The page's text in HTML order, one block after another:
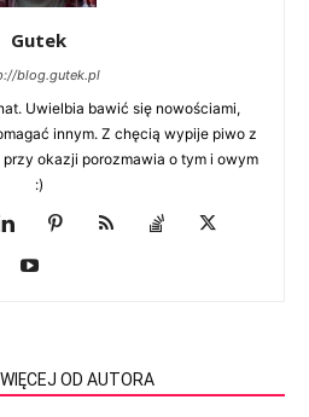
Gutek
blog.gutek.pl
Uwielbia bawić się nowościami,
innym. Z chęcią wypije piwo z
okazji porozmawia o tym i owym
:)
WIĘCEJ OD AUTORA